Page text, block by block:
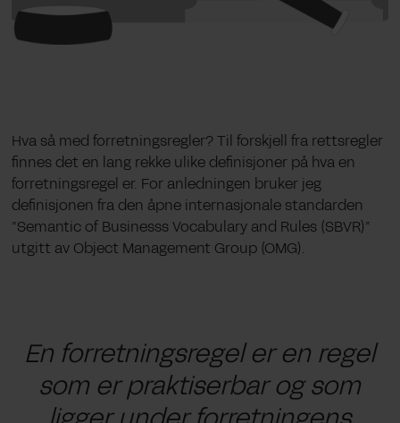
Hva så med forretningsregler? Til forskjell fra rettsregler
finnes det en lang rekke ulike definisjoner på hva en
forretningsregel er. For anledningen bruker jeg
definisjonen fra den åpne internasjonale standarden
“Semantic of Businesss Vocabulary and Rules (SBVR)”
utgitt av Object Management Group (OMG).
En forretningsregel er en regel
som er praktiserbar og som